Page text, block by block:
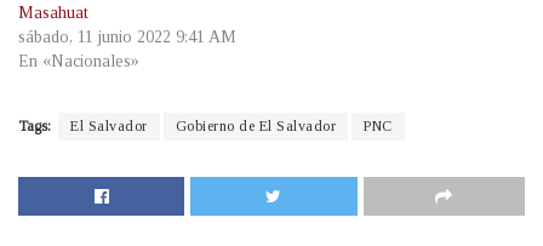
Masahuat
sábado, 11 junio 2022 9:41 AM
En «Nacionales»
Tags: El Salvador Gobierno de El Salvador PNC